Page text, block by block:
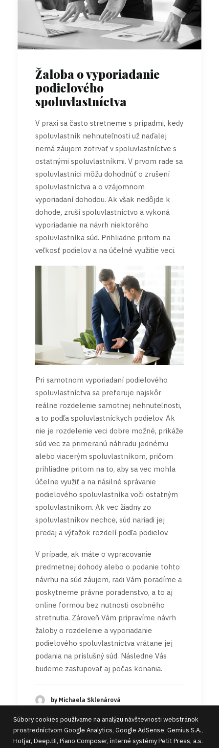
Žaloba o vyporiadanie
podielového
spoluvlastníctva
V praxi sa často stretneme s prípadmi, kedy
spoluvlastník nehnuteľnosti už naďalej
nemá záujem zotrvať v spoluvlastníctve s
ostatnými spoluvlastníkmi. V prvom rade sa
spoluvlastníci môžu dohodnúť o zrušení
spoluvlastníctva a o vzájomnom
vyporiadaní dohodou. Ak však nedôjde k
dohode, zruší spoluvlastníctvo a vykoná
vyporiadanie na návrh niektorého
spoluvlastníka súd. Prihliadne pritom na
veľkosť podielov a na účelné využitie veci.
Pri samotnom vyporiadaní podielového
spoluvlastníctva sa preferuje najskôr
reálne rozdelenie samotnej nehnuteľnosti,
a to podľa spoluvlastníckych podielov. Ak
nie je rozdelenie veci dobre možné, prikáže
súd vec za primeranú náhradu jednému
alebo viacerým spoluvlastníkom, pričom
prihliadne pritom na to, aby sa vec mohla
účelne využiť a na násilné správanie
podielového spoluvlastníka voči ostatným
spoluvlastníkom. Ak vec žiadny zo
spoluvlastníkov nechce, súd nariadi jej
predaj a výťažok rozdelí podľa podielov.
V prípade, ak máte o vypracovanie
predmetnej dohody alebo o podanie tohto
návrhu na súd záujem, radi Vám poradíme a
poskytneme právne poradenstvo, a to aj
online formou bez nutnosti osobného
stretnutia. Zároveň Vám pripravíme návrh
žaloby o rozdelenie a vyporiadanie
podielového spoluvlastníctva vrátane jej
podania na príslušný súd. Následne Vás
budeme zastupovať aj počas konania.
by Michaela Sklenárová
Súbory cookies používame na analýzu návštevnosti webstránok
prostredníctvom Google Analytics, Google AdSense, Gemius S.A.,
Hotjar, Deep.Bi, Piano Composer, interné systémy Petit Press, a.s.